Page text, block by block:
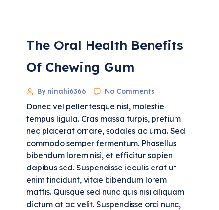
The Oral Health Benefits
Of Chewing Gum
By ninahi6366 No Comments
Donec vel pellentesque nisl, molestie
tempus ligula. Cras massa turpis, pretium
nec placerat ornare, sodales ac urna. Sed
commodo semper fermentum. Phasellus
bibendum lorem nisi, et efficitur sapien
dapibus sed. Suspendisse iaculis erat ut
enim tincidunt, vitae bibendum lorem
mattis. Quisque sed nunc quis nisi aliquam
dictum at ac velit. Suspendisse orci nunc,